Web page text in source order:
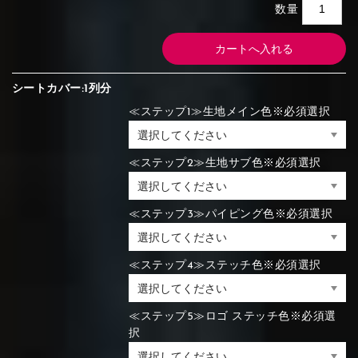
数量
シートカバー:1列分
≪ステップ1≫生地メイン色※必須選択
≪ステップ2≫生地サブ色※必須選択
≪ステップ3≫パイピング色※必須選択
≪ステップ4≫ステッチ色※必須選択
≪ステップ5≫ロゴ ステッチ色※必須選
択